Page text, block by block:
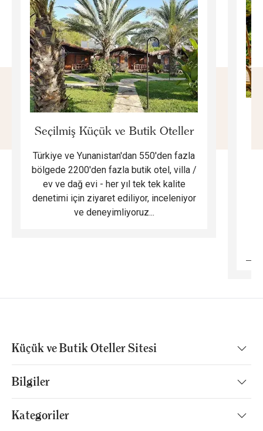
Seçilmiş Küçük ve Butik Oteller
Türkiye ve Yunanistan'dan 550'den fazla
bölgede 2200'den fazla butik otel, villa /
ev ve dağ evi - her yıl tek tek kalite
denetimi için ziyaret ediliyor, inceleniyor
ve deneyimliyoruz...
Küçük ve Butik Oteller Sitesi
Bilgiler
Kategoriler